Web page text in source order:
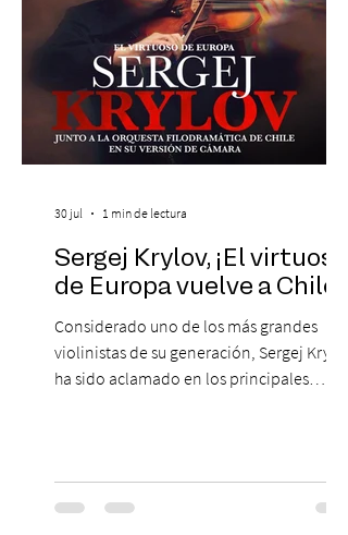
Sergej Krylov, ¡El virtuoso
de Europa vuelve a Chile!
Considerado uno de los más grandes
violinistas de su generación, Sergej Krylov
ha sido aclamado en los principales
escenario del Teatro CA660 para
protagonizar una velada extraordinaria
30 jul 1 min de lectura